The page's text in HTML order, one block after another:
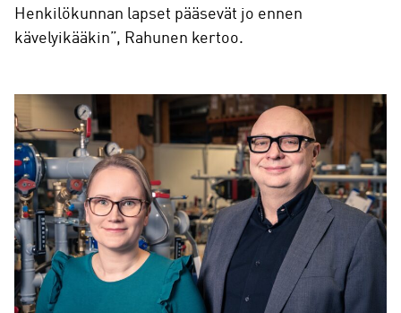
Henkilökunnan lapset pääsevät jo ennen
kävelyikääkin”, Rahunen kertoo.